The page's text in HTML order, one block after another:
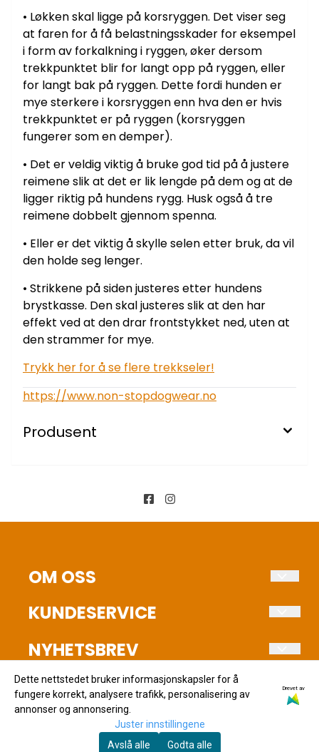
• Løkken skal ligge på korsryggen. Det viser seg
at faren for å få belastningsskader for eksempel
i form av forkalkning i ryggen, øker dersom
trekkpunktet blir for langt opp på ryggen, eller
for langt bak på ryggen. Dette fordi hunden er
mye sterkere i korsryggen enn hva den er hvis
trekkpunktet er på ryggen (korsryggen
fungerer som en demper).
• Det er veldig viktig å bruke god tid på å justere
reimene slik at det er lik lengde på dem og at de
ligger riktig på hundens rygg. Husk også å tre
reimene dobbelt gjennom spenna.
• Eller er det viktig å skylle selen etter bruk, da vil
den holde seg lenger.
• Strikkene på siden justeres etter hundens
brystkasse. Den skal justeres slik at den har
effekt ved at den drar frontstykket ned, uten at
den strammer for mye.
Trykk her for å se flere trekkseler!
https://www.non-stopdogwear.no
Produsent
OM OSS
2040 Kløfta
Org. nr. NO 912 023 311 MVA
Tlf:99396621
jonghov@fuglehundensverden.no
KUNDESERVICE
Betaling
Kontakt oss
NYHETSBREV
Registrer deg for å motta nyheter og tilbud!
E-post
Dette nettstedet bruker informasjonskapsler for å
fungere korrekt, analysere trafikk, personalisering av
annonser og annonsering.
Drevet av
Juster innstillingene
Avslå alle
Godta alle